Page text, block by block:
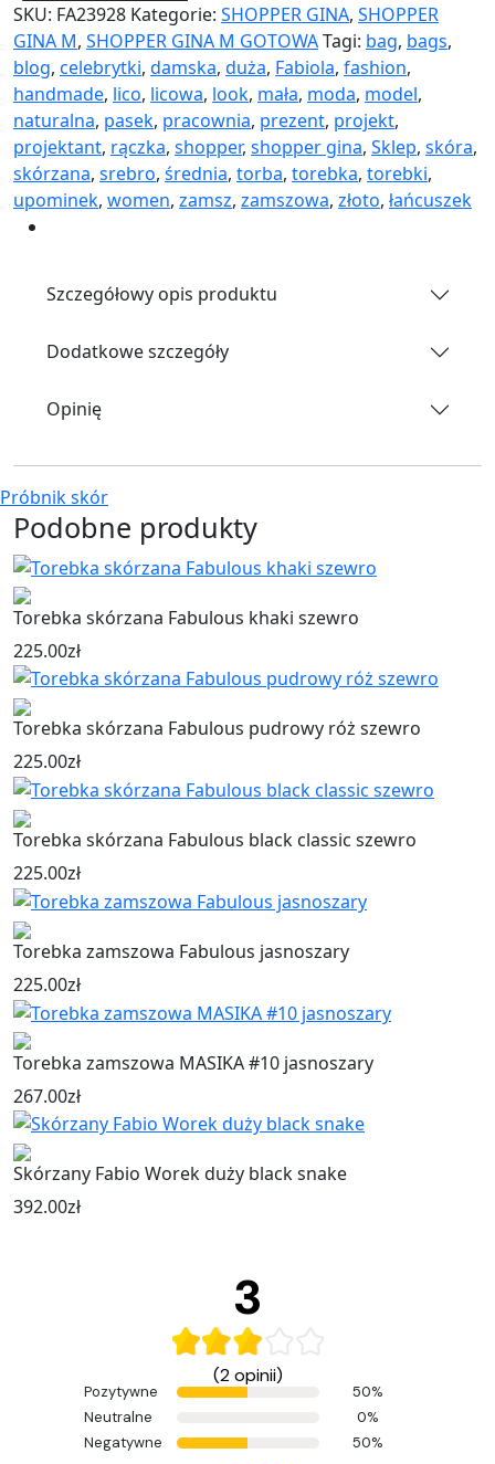
SKU: FA23928 Kategorie: SHOPPER GINA, SHOPPER
GINA M, SHOPPER GINA M GOTOWATagi: bag, bags,
blog, celebrytki, damska, duża, Fabiola, fashion,
handmade, lico, licowa, look, mała, moda, model,
naturalna, pasek, pracownia, prezent, projekt,
projektant, rączka, shopper, shopper gina, Sklep, skóra,
skórzana, srebro, średnia, torba, torebka, torebki,
upominek, women, zamsz, zamszowa, złoto, łańcuszek
Szczegółowy opis produktu
Dodatkowe szczegóły
Opinię
Próbnik skór
Podobne produkty
Torebka skórzana Fabulous khaki szewro
225.00zł
Torebka skórzana Fabulous pudrowy róż szewro
225.00zł
Torebka skórzana Fabulous black classic szewro
225.00zł
Torebka zamszowa Fabulous jasnoszary
225.00zł
Torebka zamszowa MASIKA #10 jasnoszary
267.00zł
Skórzany Fabio Worek duży black snake
392.00zł
3
(2 opinii)
Pozytywne
50%
Neutralne
0%
Negatywne
50%